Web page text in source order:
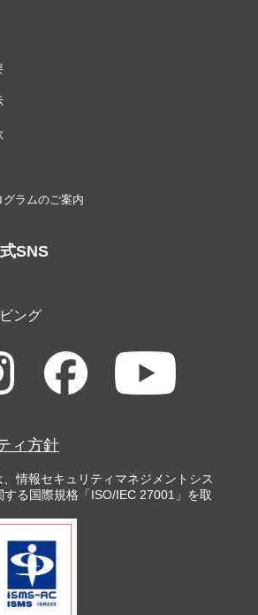
ラムのご案内
SNS
ング
ィ方針
、情報セキュリティマネジメントシス
する国際規格「ISO/IEC 27001」を取